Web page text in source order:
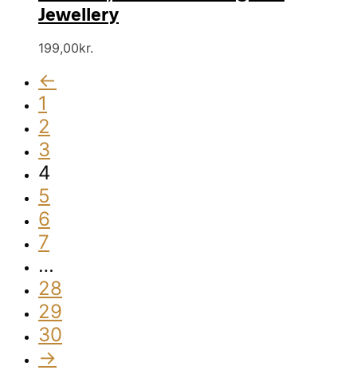
Jewellery
199,00kr.
←
1
2
3
4
5
6
7
…
28
29
30
→